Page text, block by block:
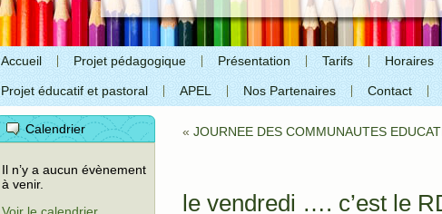
Accueil Projet pédagogique Présentation Tarifs Horaires
Projet éducatif et pastoral APEL Nos Partenaires Contact
Calendrier
Il n’y a aucun évènement
à venir.
« JOURNEE DES COMMUNAUTES
le vendredi …. c’est le